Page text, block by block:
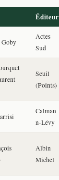
Éditeur
Goby
Actes
Sud
Seuil
(Points)
Calman
n-Lévy
Albin
Michel